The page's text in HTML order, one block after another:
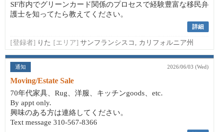
SF市内でグリーンカード関係のプロセスで経験豊富な移民弁
護士を知ってたら教えてください。
詳細
[登録者] りた [エリア] サンフランシスコ, カリフォルニア州
通知 2026/06/03 (Wed)
Moving/Estate Sale
70年代家具、Rug、洋服、キッチンgoods、etc.
By appt only.
興味のある方は連絡してください。
Text message 310-567-8366